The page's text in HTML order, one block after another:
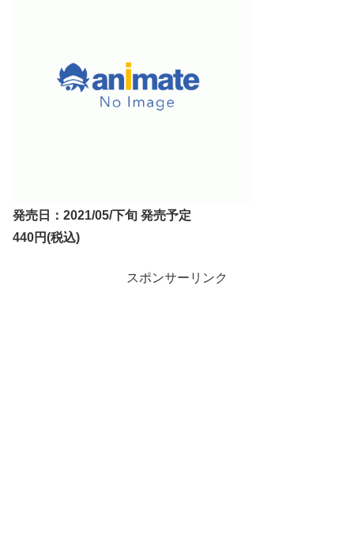
発売日：2021/05/下旬 発売予定
440円(税込)
スポンサーリンク